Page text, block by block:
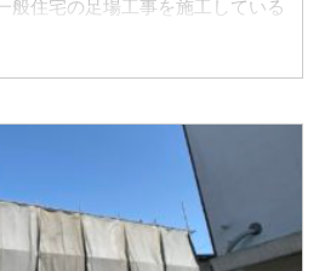
般住宅の足場工事を施工している
ましたが大建架設今年も忙しく